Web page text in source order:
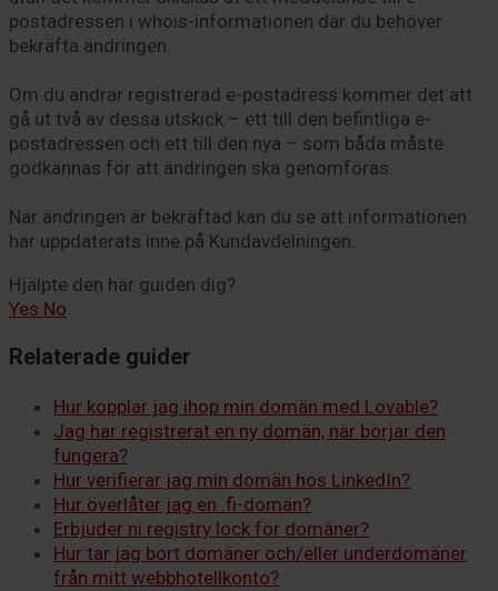
postadressen i whois-informationen där du behöver
bekräfta ändringen.
Om du ändrar registrerad e-postadress kommer det att
gå ut två av dessa utskick – ett till den befintliga e-
postadressen och ett till den nya – som båda måste
godkännas för att ändringen ska genomföras.
När ändringen är bekräftad kan du se att informationen
har uppdaterats inne på Kundavdelningen.
Hjälpte den här guiden dig?
Yes No
Relaterade guider
Hur kopplar jag ihop min domän med Lovable?
Jag har registrerat en ny domän, när börjar den
fungera?
Hur verifierar jag min domän hos LinkedIn?
Hur överlåter jag en .fi-domän?
Erbjuder ni registry lock för domäner?
Hur tar jag bort domäner och/eller underdomäner
från mitt webbhotellkonto?